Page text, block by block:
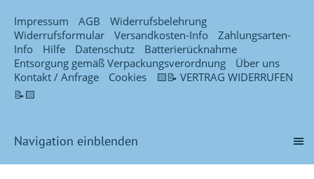
Impressum AGB
Widerrufsbelehrung
Widerrufsformular
Versandkosten-Info
Zahlungsarten-
Info
Hilfe Datenschutz
Batterierücknahme
Entsorgung gemäß Verpackungsverordnung
Über uns
Kontakt / Anfrage
Cookies
🟨📝 VERTRAG WIDERRUFEN
📝🟨
Navigation einblenden